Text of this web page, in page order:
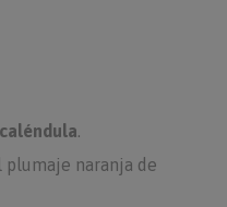
.
naranja de